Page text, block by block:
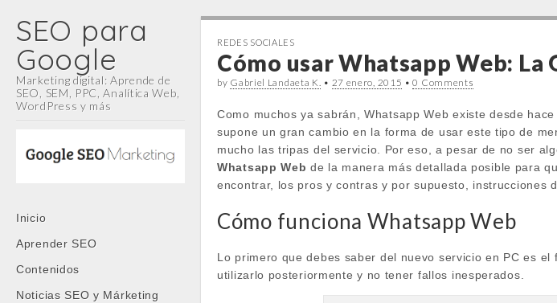
SEO para
Google
Marketing digital: Aprende de
SEO, SEM, PPC, Analítica Web,
WordPress y más
Main
menu
Skip
content
Inicio
Aprender SEO
Contenidos
Noticias SEO y Márketing
REDES SOCIALES
Cómo usar Whatsapp Web: La
by Gabriel Landaeta K. • 27 enero, 2015 •0 Comments
Como muchos ya sabrán, Whatsapp Web existe desde
supone un gran cambio en la forma de usar este tipo de
mucho las tripas del servicio. Por eso, a pesar de no ser
Whatsapp Web de la manera más detallada posible para
encontrar, los pros y contras y por supuesto, instrucciones
Cómo funciona Whatsapp Web
Lo primero que debes saber del nuevo servicio en PC es
utilizarlo posteriormente y no tener fallos inesperados.